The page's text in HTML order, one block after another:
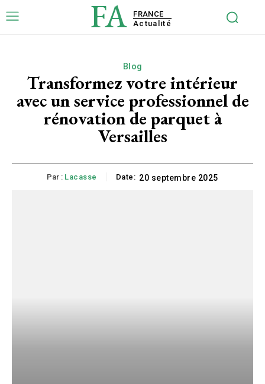
FA
FRANCE
Actualité
Blog
Transformez votre intérieur
avec un service professionnel de
rénovation de parquet à
Versailles
Par : Lacasse Date: 20 septembre 2025